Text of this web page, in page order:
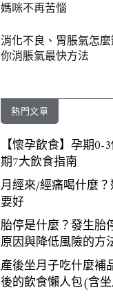
媽咪不再苦惱
消化不良、胃脹氣怎
你消脹氣最快方法
熱門文章
【懷孕飲食】孕期
期7大飲食指南
月經來/經痛喝什麼
要好
胎停是什麼？發生胎
原因與降低風險的方
產後坐月子吃什麼補
後的飲食懶人包(含